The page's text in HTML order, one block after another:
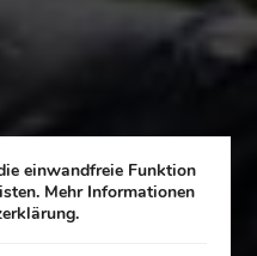
einwandfreie Funktion
Mehr Informationen